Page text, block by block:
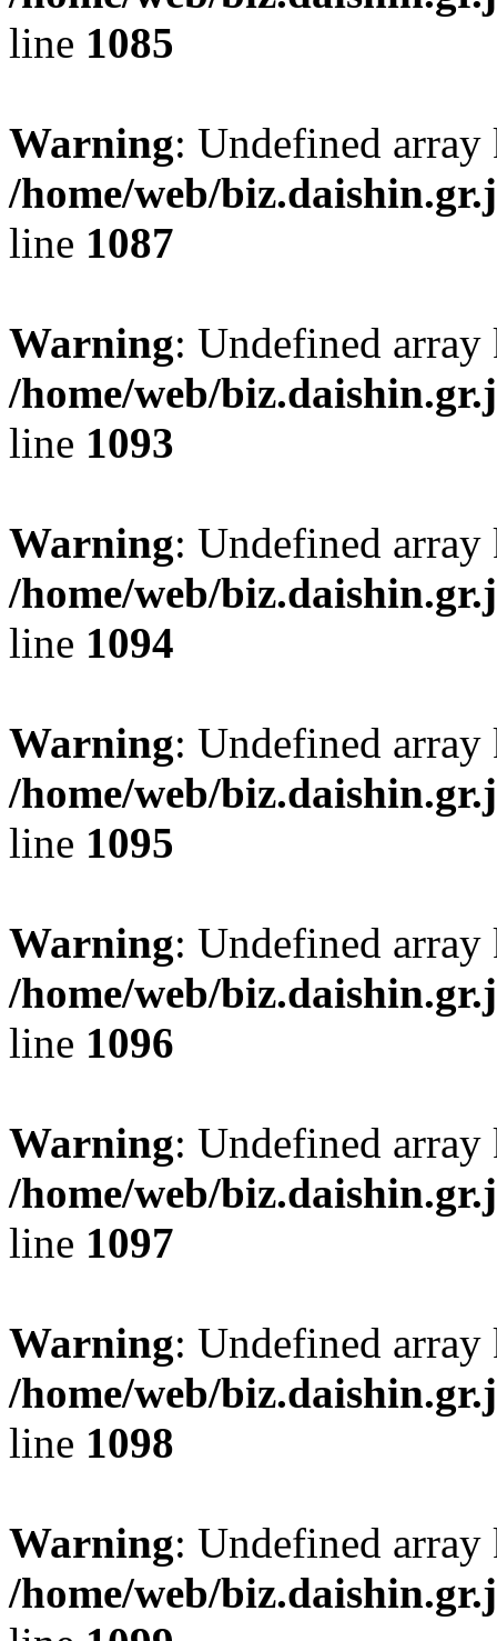
line 1085
Warning: Undefined
/home/web/
line 1087
Warning: Undefined
/home/web/
line 1093
Warning: Undefined
/home/web/
line 1094
Warning: Undefined
/home/web/
line 1095
Warning: Undefined
/home/web/
line 1096
Warning: Undefined
/home/web/
line 1097
Warning: Undefined
/home/web/
line 1098
Warning: Undefined
/home/web/